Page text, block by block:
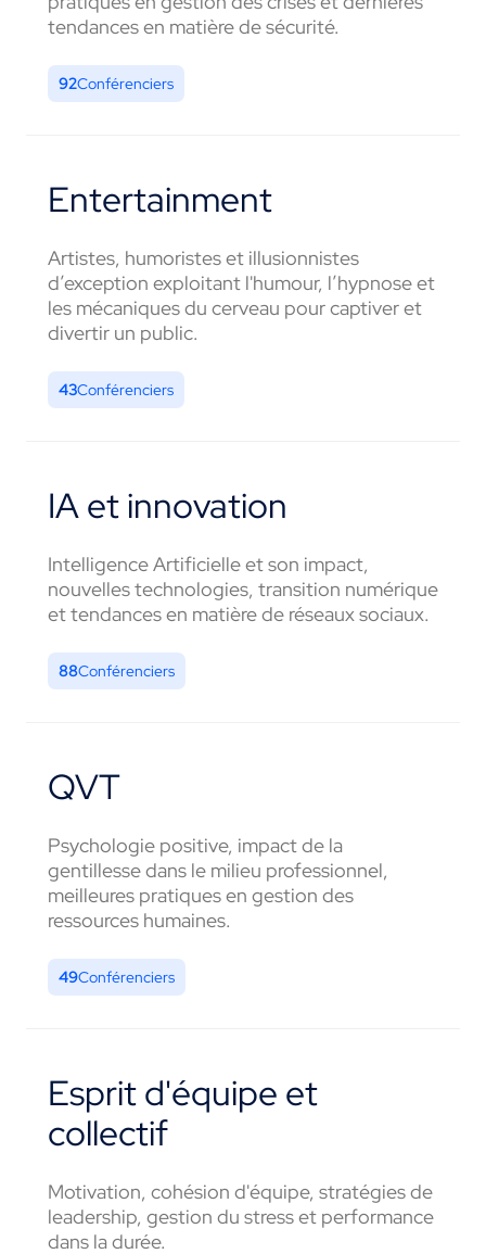
tendances en matière de sécurité.
92Conférenciers
Entertainment
Artistes, humoristes et illusionnistes
d’exception exploitant l'humour, l’hypnose et
les mécaniques du cerveau pour captiver et
divertir un public.
43Conférenciers
IA et innovation
Intelligence Artificielle et son impact,
nouvelles technologies, transition numérique
et tendances en matière de réseaux sociaux.
88Conférenciers
QVT
Psychologie positive, impact de la
gentillesse dans le milieu professionnel,
meilleures pratiques en gestion des
ressources humaines.
49Conférenciers
Esprit d'équipe et
collectif
Motivation, cohésion d'équipe, stratégies de
leadership, gestion du stress et performance
dans la durée.